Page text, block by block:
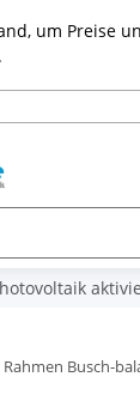
um Preise
(§ 12
Rahmen Busch-